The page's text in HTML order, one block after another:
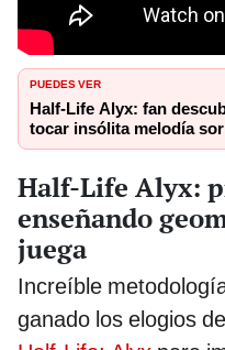
PUEDES VER
Half-Life Alyx: fan
tocar insólita melodía
Half-Life Alyx:
enseñando
juega
Increíble
ganado los elogios